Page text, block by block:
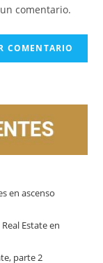
comentario.
en ascenso
Estate en
parte 2